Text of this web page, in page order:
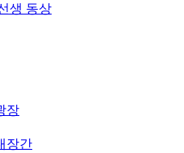
생 동상
장
장간